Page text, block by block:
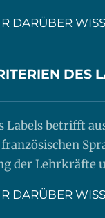
DARÜBER
DES
Labels betrifft
der Lehrkräfte
DARÜBER